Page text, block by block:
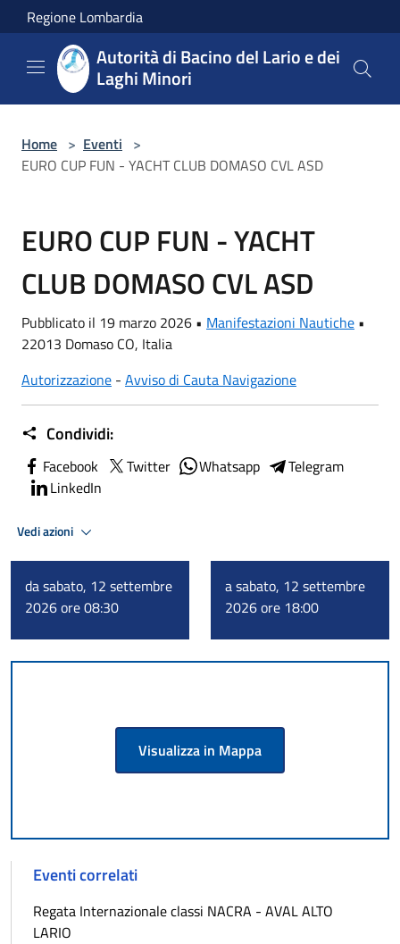
Salta al contenuto principale
Regione Lombardia
Autorità di Bacino del Lario e dei
Laghi Minori
Home > Eventi >
EURO CUP FUN - YACHT CLUB DOMASO CVL ASD
EURO CUP FUN - YACHT
CLUB DOMASO CVL ASD
Pubblicato il 19 marzo 2026 • Manifestazioni Nautiche •
22013 Domaso CO, Italia
Autorizzazione - Avviso di Cauta Navigazione
Condividi:
Facebook Twitter Whatsapp
Telegram
LinkedIn
Vedi azioni
da sabato, 12 settembre
2026 ore 08:30
a sabato, 12 settembre
2026 ore 18:00
Visualizza in Mappa
Eventi correlati
Regata Internazionale classi NACRA - AVAL ALTO
LARIO